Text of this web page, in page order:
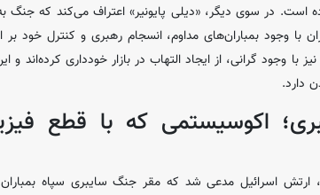
است. در سوی دیگر، «دیلی پایونیر» اعتراف می‌کند که جنگ
با وجود بمباران‌های مداوم، انسجام رهبری و کنترل خود
با وجود گرانی، از ایجاد التهاب در بازار خودداری کرده‌اند و
دارد.
اکوسیستمی که با قطع
ارتش اسرائیل مدعی شد که مقر جنگ سایبری سپاه